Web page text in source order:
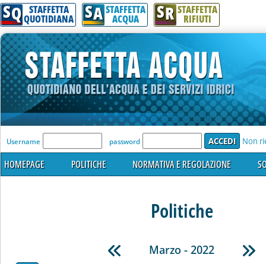
SQ STAFFETTA
QUOTIDIANA SA STAFFETTA
ACQUA SR STAFFETTA
RIFIUTI
'Modulo Login per accedere'
Username password Non
HOMEPAGE POLITICHE NORMATIVA E REGOLAZIONE
Politiche
Marzo - 2022